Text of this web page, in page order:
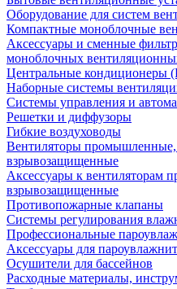
Оборудование для систем
Компактные моноблочные
Аксессуары и сменные
моноблочных
Центральные кондиционеры
Наборные системы
Системы управления и
Решетки и диффузоры
Гибкие воздуховоды
Вентиляторы промышленные,
взрывозащищенные
Аксессуары к вентиляторам
взрывозащищенные
Противопожарные клапаны
Системы регулирования
Профессиональные
Аксессуары для
Осушители для бассейнов
Расходные материалы,